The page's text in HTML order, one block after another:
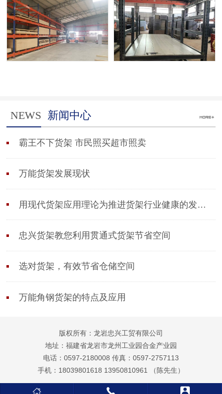
NEWS 新闻中心
霸王不下货架 市民照买超市照卖
万能货架发展现状
用现代货架应用理论为推进货架行业健康的发展作
忠兴货架教您利用贯通式货架节省空间
选对货架，有效节省仓储空间
万能角钢货架的特点及应用
版权所有：龙岩忠兴工贸有限公司
地址：福建省龙岩市龙州工业园合金产业园
电话：0597-2180008 传真：0597-2757113
手机：18039801618 13950810961 （陈先生）